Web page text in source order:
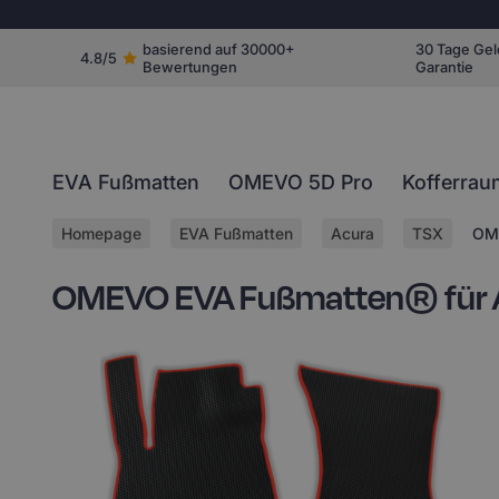
4.8/5
basierend auf 30000+
Bewertungen
30 Tage
Garantie
EVA Fußmatten OMEVO 5D Pro
Homepage EVA Fußmatten Acura TSX
OMEVO EVA Fußmatten®